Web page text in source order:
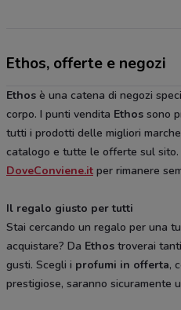
Ethos, offerte e negozi
Ethos è una catena di negozi
corpo. I punti vendita Ethos sono
tutti i prodotti delle migliori
catalogo e tutte le offerte sul sito.
DoveConviene.it per rimanere
Il regalo giusto per tutti
Stai cercando un regalo per una
acquistare? Da Ethos troverai
gusti. Scegli i profumi in offerta,
prestigiose, saranno sicuramente